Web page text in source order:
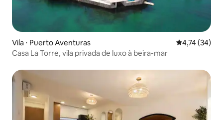
Vila ⋅ Puerto Aventuras 4,74 de uma
4,74 (34)
Casa La Torre, vila privada de luxo à beira-mar